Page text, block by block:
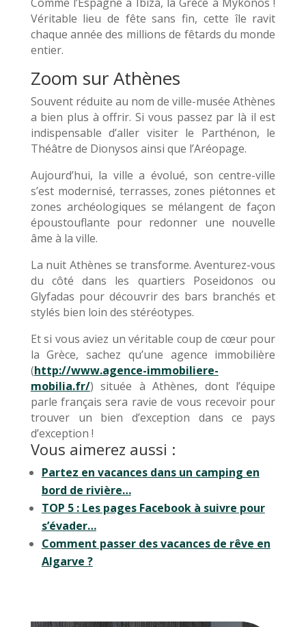
Véritable lieu de fête sans fin, cette île ravit
chaque année des millions de fêtards du monde
entier.
Zoom sur Athènes
Souvent réduite au nom de ville-musée Athènes
a bien plus à offrir. Si vous passez par là il est
indispensable d’aller visiter le Parthénon, le
Théâtre de Dionysos ainsi que l’Aréopage.
Aujourd’hui, la ville a évolué, son centre-ville
s’est modernisé, terrasses, zones piétonnes et
zones archéologiques se mélangent de façon
époustouflante pour redonner une nouvelle
âme à la ville.
La nuit Athènes se transforme. Aventurez-vous
du côté dans les quartiers Poseidonos ou
Glyfadas pour découvrir des bars branchés et
stylés bien loin des stéréotypes.
Et si vous aviez un véritable coup de cœur pour
la Grèce, sachez qu’une agence immobilière
(http://www.agence-immobiliere-
mobilia.fr/) située à Athènes, dont l’équipe
parle français sera ravie de vous recevoir pour
trouver un bien d’exception dans ce pays
d’exception !
Vous aimerez aussi :
Partez en vacances dans un camping en
bord de rivière…
TOP 5 : Les pages Facebook à suivre pour
s’évader…
Comment passer des vacances de rêve en
Algarve ?